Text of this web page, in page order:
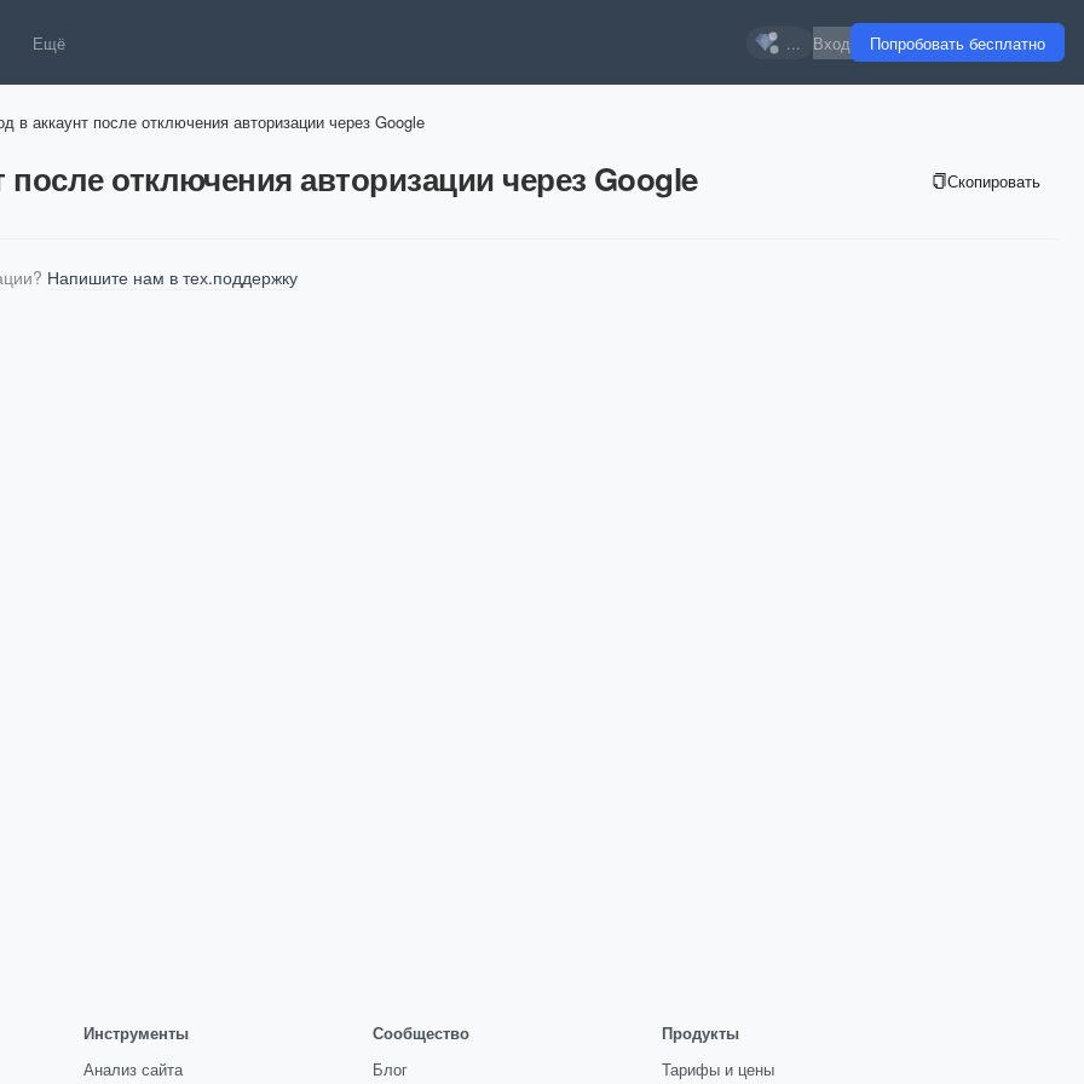
Ещё ... Вход Попробовать бесплатно
в аккаунт после отключения авторизации через Google
после отключения авторизации через Google Скопировать
Напишите нам в тех.поддержку
Инструменты
Анализ сайта
Сообщество
Блог
Продукты
Тарифы и цены